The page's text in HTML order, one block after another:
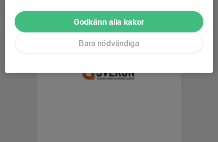
Godkänn alla kakor
Bara nödvändiga